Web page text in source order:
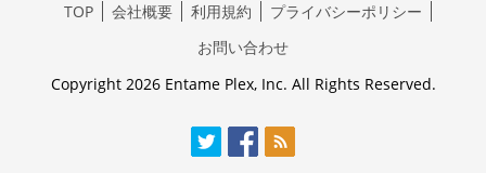
TOP 会社概要 利用規約
プライバシーポリシー
お問い合わせ
Copyright 2026 Entame Plex, Inc. All Rights Reserved.